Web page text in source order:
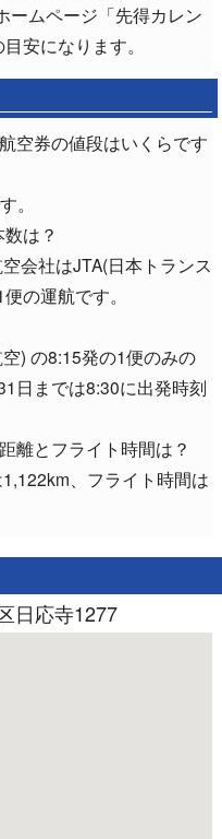
ームページ「先得カレン
安になります。
空券の値段はいくらです
。
は？
会社はJTA(日本トランス
の運航です。
) の8:15発の1便のみの
日までは8:30に出発時刻
離とフライト時間は？
、フライト時間は
日応寺1277